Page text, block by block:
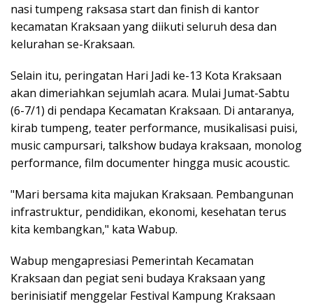
nasi tumpeng raksasa start dan finish di kantor
kecamatan Kraksaan yang diikuti seluruh desa dan
kelurahan se-Kraksaan.
Selain itu, peringatan Hari Jadi ke-13 Kota Kraksaan
akan dimeriahkan sejumlah acara. Mulai Jumat-Sabtu
(6-7/1) di pendapa Kecamatan Kraksaan. Di antaranya,
kirab tumpeng, teater performance, musikalisasi puisi,
music campursari, talkshow budaya kraksaan, monolog
performance, film documenter hingga music acoustic.
"Mari bersama kita majukan Kraksaan. Pembangunan
infrastruktur, pendidikan, ekonomi, kesehatan terus
kita kembangkan," kata Wabup.
Wabup mengapresiasi Pemerintah Kecamatan
Kraksaan dan pegiat seni budaya Kraksaan yang
berinisiatif menggelar Festival Kampung Kraksaan